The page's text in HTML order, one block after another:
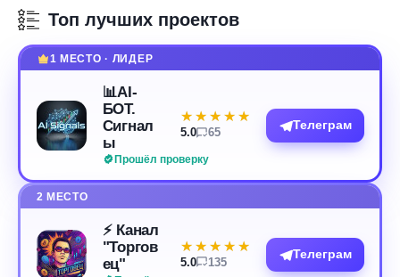
Топ лучших проектов
1 МЕСТО · ЛИДЕР
📊AI-
БОТ.
Сигнал
ы
Прошёл проверку
★★★★★
★★★★★
5.0 65
Телеграм
2 МЕСТО
⚡️ Канал
"Торгов
ец"
★★★★★
★★★★★
5.0 135
Телеграм